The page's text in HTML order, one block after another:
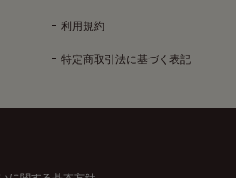
利用規約
特定商取引法に基づく表記